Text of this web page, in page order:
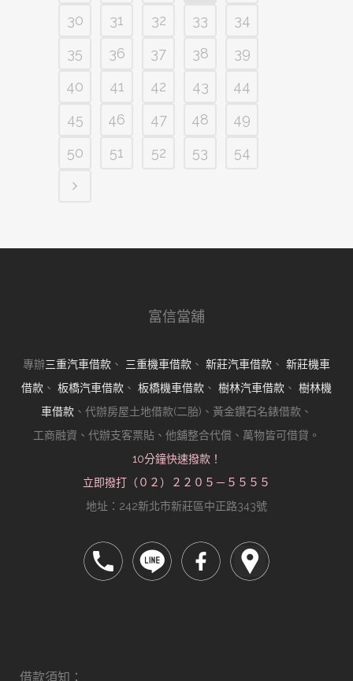
30
31 32 33
34
35
36 37 38
39
40
41 42 43
44
45
46 47 48
49
50
51 52 53 54
富信當舖
專辦三重汽車借款 、 三重機車借款 、 新莊汽車借款 、 新莊機車
借款 、 板橋汽車借款 、 板橋機車借款 、 樹林汽車借款 、 樹林機
車借款 、代辦房屋土地借款(二胎)、黃金鑽石名錶借款、
工商融資、代辦支客票貼、他舖整合代償、萬物皆可借貸。
10分鐘快速撥款！
立即撥打（０２）２２０５－５５５５
地址：242新北市新莊區中正路343號
借款須知：